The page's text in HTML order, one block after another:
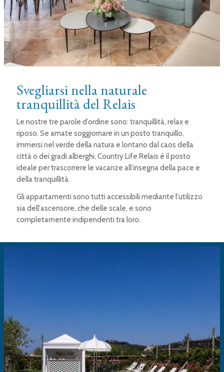
Svegliarsi nella naturale
tranquillità del Relais
Le nostre tre parole d’ordine sono: tranquillità, relax e
riposo. Se amate soggiornare in un posto tranquillo,
immersi nel verde della natura e lontano dal caos della
città o dei gradi alberghi, Country Life Relais è il posto
ideale per trascorrere le vacanze all'insegna della pace e
della tranquillità.
Gli appartamenti sono tutti accessibili mediante l'utilizzo
sia dell'ascensore, che delle scale, e sono
completamente indipendenti tra loro.